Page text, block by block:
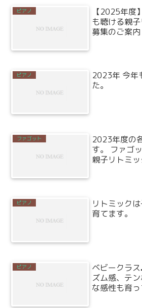
ピアノ
【2025年度
も聴ける親
募集のご案内
ピアノ
2023年 今年
た。
ファゴット
2023年度の
す。 ファゴ
親子リトミッ
ピアノ
リトミック
育てます。
ピアノ
ベビークラ
ズム感、テ
な感性も育っ